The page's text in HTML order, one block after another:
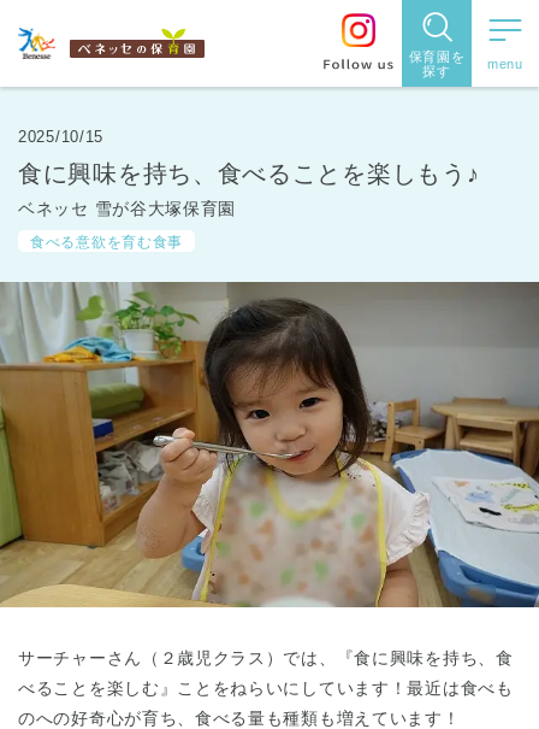
保育園を
探す
保育園を探す
住所・駅
都道府県
から探す
東京都
東京都 全域
2025/10/15
食に興味を持ち、食べることを楽しもう♪
ベネッセ 雪が谷大塚保育園
食べる意欲を育む食事
サーチャーさん（２歳児クラス）では、『食に興味を持ち、食
べることを楽しむ』ことをねらいにしています！最近は食べも
のへの好奇心が育ち、食べる量も種類も増えています！